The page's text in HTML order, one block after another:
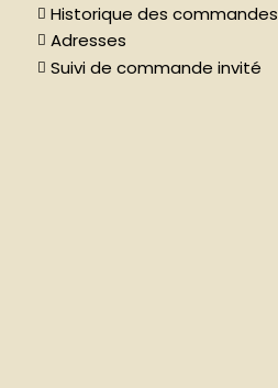
Historique des commandes
Adresses
Suivi de commande invité